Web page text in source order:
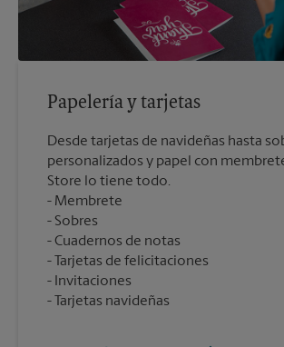
Papelería y tarjetas
Desde tarjetas de navideñas hasta
personalizados y papel con
Store lo tiene todo.
Membrete
Sobres
Cuadernos de notas
Tarjetas de felicitaciones
Invitaciones
Tarjetas navideñas